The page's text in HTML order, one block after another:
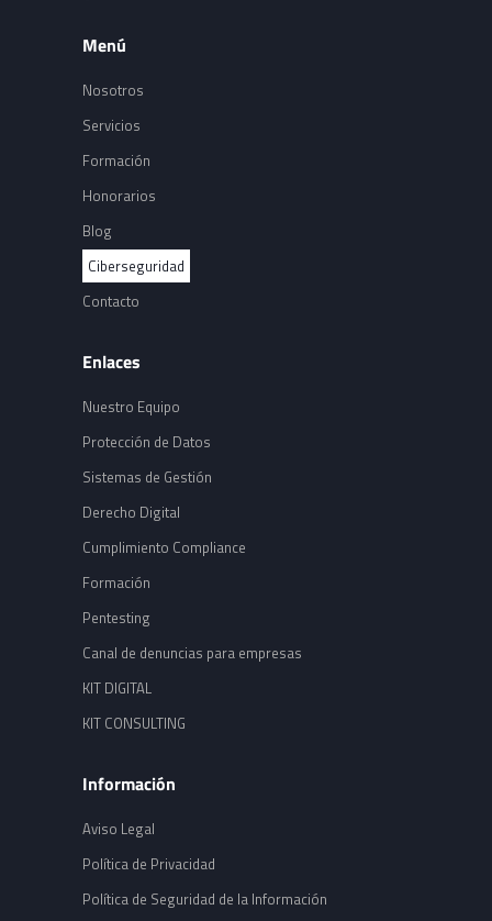
Menú
Nosotros
Servicios
Formación
Honorarios
Blog
Ciberseguridad
Contacto
Enlaces
Nuestro Equipo
Protección de Datos
Sistemas de Gestión
Derecho Digital
Cumplimiento Compliance
Formación
Pentesting
Canal de denuncias para empresas
KIT DIGITAL
KIT CONSULTING
Información
Aviso Legal
Política de Privacidad
Política de Seguridad de la Información